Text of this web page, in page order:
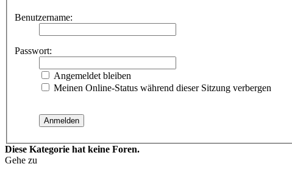
Benutzername:
Passwort:
Angemeldet bleiben
Meinen Online-Status während dieser Sitzung verbergen
Diese Kategorie hat keine Foren.
Gehe zu